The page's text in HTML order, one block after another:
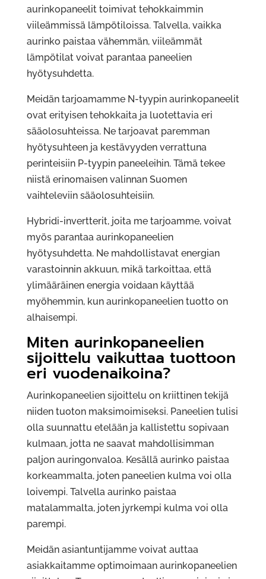
aurinkopaneelit toimivat tehokkaimmin
viileämmissä lämpötiloissa. Talvella, vaikka
aurinko paistaa vähemmän, viileämmät
lämpötilat voivat parantaa paneelien
hyötysuhdetta.
Meidän tarjoamamme N-tyypin aurinkopaneelit
ovat erityisen tehokkaita ja luotettavia eri
sääolosuhteissa. Ne tarjoavat paremman
hyötysuhteen ja kestävyyden verrattuna
perinteisiin P-tyypin paneeleihin. Tämä tekee
niistä erinomaisen valinnan Suomen
vaihteleviin sääolosuhteisiin.
Hybridi-invertterit, joita me tarjoamme, voivat
myös parantaa aurinkopaneelien
hyötysuhdetta. Ne mahdollistavat energian
varastoinnin akkuun, mikä tarkoittaa, että
ylimääräinen energia voidaan käyttää
myöhemmin, kun aurinkopaneelien tuotto on
alhaisempi.
Miten aurinkopaneelien
sijoittelu vaikuttaa tuottoon
eri vuodenaikoina?
Aurinkopaneelien sijoittelu on kriittinen tekijä
niiden tuoton maksimoimiseksi. Paneelien tulisi
olla suunnattu etelään ja kallistettu sopivaan
kulmaan, jotta ne saavat mahdollisimman
paljon auringonvaloa. Kesällä aurinko paistaa
korkeammalta, joten paneelien kulma voi olla
loivempi. Talvella aurinko paistaa
matalammalta, joten jyrkempi kulma voi olla
parempi.
Meidän asiantuntijamme voivat auttaa
asiakkaitamme optimoimaan aurinkopaneelien